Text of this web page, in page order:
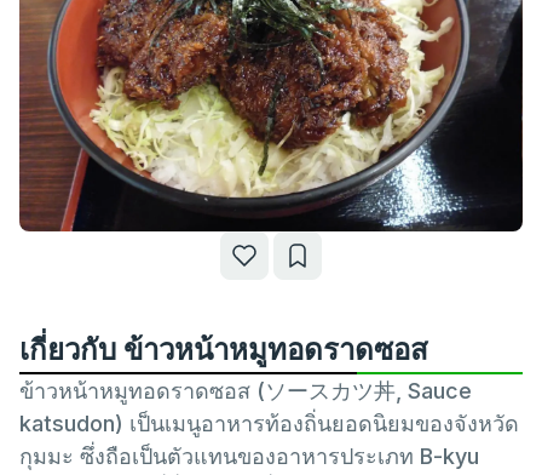
เกี่ยวกับ ข้าวหน้าหมูทอดราดซอส
ข้าวหน้าหมูทอดราดซอส (ソースカツ丼, Sauce
katsudon) เป็นเมนูอาหารท้องถิ่นยอดนิยมของจังหวัด
กุมมะ ซึ่งถือเป็นตัวแทนของอาหารประเภท B-kyu